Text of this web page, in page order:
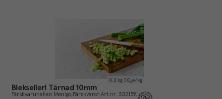
0.2 kg CO₂e/kg
Blekselleri Tärnad 10mm
Färskvaruhallen Menigo Färskvaror Art.nr. 302159